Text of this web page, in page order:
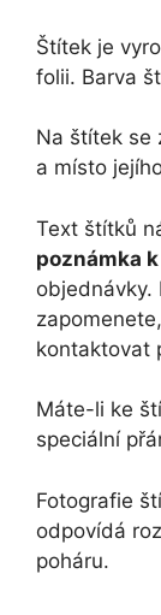
Štítek je
folii. Barva
Na štítek se
a místo
Text štítků
poznámka
objednávky.
kontaktovat
Máte-li ke
speciální
Fotografie
odpovídá
poháru.